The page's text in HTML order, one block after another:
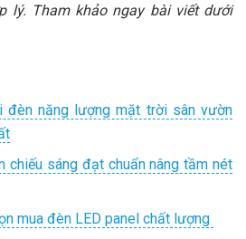
lý. Tham khảo ngay bài viết dưới
đèn năng lượng mặt trời sân vườn
chiếu sáng đạt chuẩn nâng tầm nét
mua đèn LED panel chất lượng